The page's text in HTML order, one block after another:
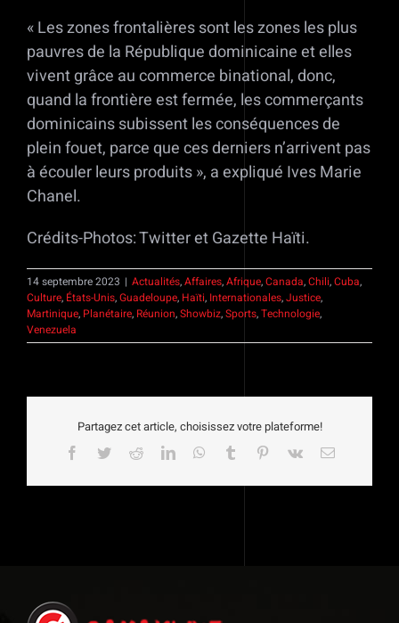
« Les zones frontalières sont les zones les plus
pauvres de la République dominicaine et elles
vivent grâce au commerce binational, donc,
quand la frontière est fermée, les commerçants
dominicains subissent les conséquences de
plein fouet, parce que ces derniers n’arrivent pas
à écouler leurs produits », a expliqué Ives Marie
Chanel.
Crédits-Photos: Twitter et Gazette Haïti.
14 septembre 2023 | Actualités,Affaires,Afrique,Canada,Chili,Cuba,
Culture, États-Unis,Guadeloupe, Haïti, Internationales,Justice,
Martinique, Planétaire, Réunion,Showbiz,Sports,Technologie,
Venezuela
Partagez cet article, choisissez votre plateforme!
Facebook
TwitterRedditLinkedInWhatsApp
Tumblr Pinterest
Vk Email